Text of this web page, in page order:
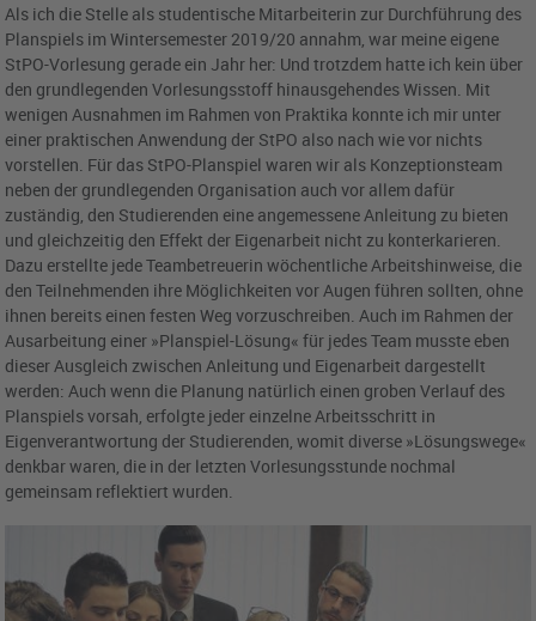
Als ich die Stelle als studentische Mitarbeiterin zur Durchführung des
Planspiels im Wintersemester 2019/20 annahm, war meine eigene
StPO-Vorlesung gerade ein Jahr her: Und trotzdem hatte ich kein über
den grundlegenden Vorlesungsstoff hinausgehendes Wissen. Mit
wenigen Ausnahmen im Rahmen von Praktika konnte ich mir unter
einer praktischen Anwendung der StPO also nach wie vor nichts
vorstellen. Für das StPO-Planspiel waren wir als Konzeptionsteam
neben der grundlegenden Organisation auch vor allem dafür
zuständig, den Studierenden eine angemessene Anleitung zu bieten
und gleichzeitig den Effekt der Eigenarbeit nicht zu konterkarieren.
Dazu erstellte jede Teambetreuerin wöchentliche Arbeitshinweise, die
den Teilnehmenden ihre Möglichkeiten vor Augen führen sollten, ohne
ihnen bereits einen festen Weg vorzuschreiben. Auch im Rahmen der
Ausarbeitung einer »Planspiel-Lösung« für jedes Team musste eben
dieser Ausgleich zwischen Anleitung und Eigenarbeit dargestellt
werden: Auch wenn die Planung natürlich einen groben Verlauf des
Planspiels vorsah, erfolgte jeder einzelne Arbeitsschritt in
Eigenverantwortung der Studierenden, womit diverse »Lösungswege«
denkbar waren, die in der letzten Vorlesungsstunde nochmal
gemeinsam reflektiert wurden.